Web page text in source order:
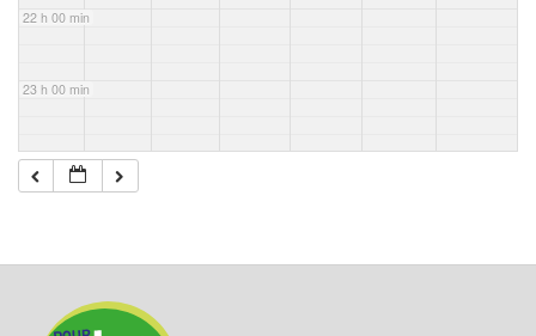
22 h 00 min
23 h 00 min